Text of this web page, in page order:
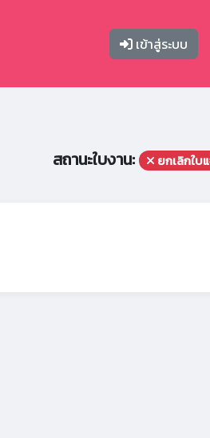
เข้าสู่ระบบ
สถานะใบงาน: ยกเลิกใบ